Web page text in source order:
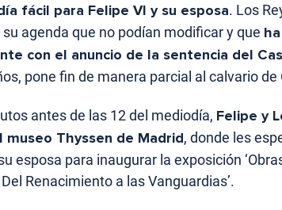
fácil para Felipe VI y su esposa. Los
agenda que no podían modificar y que
con el anuncio de la sentencia del
pone fin de manera parcial al calvario de
antes de las 12 del mediodía, Felipe y
museo Thyssen de Madrid, donde les
esposa para inaugurar la exposición
Renacimiento a las Vanguardias’.